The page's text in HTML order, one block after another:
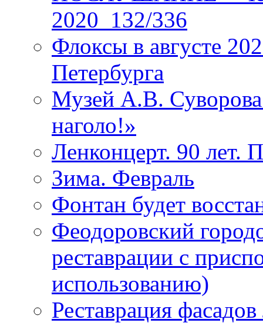
2020_132/336
Флоксы в августе
Петербурга
Музей А.В.
наголо!»
Ленконцерт. 90 лет.
Зима. Февраль
Фонтан будет
Феодоровский
реставрации с
использованию)
Реставрация